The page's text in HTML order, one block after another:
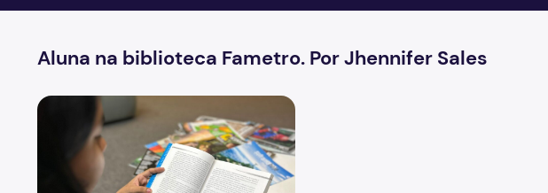
Aluna na biblioteca Fametro. Por Jhennifer Sales
Pesquisa aponta que o Amazonas detém o pior índice de leitura da região Norte